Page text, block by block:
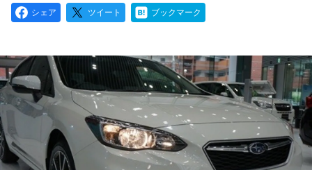
シェア ツイート ブックマーク